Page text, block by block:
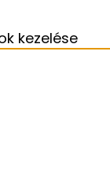
kezelése